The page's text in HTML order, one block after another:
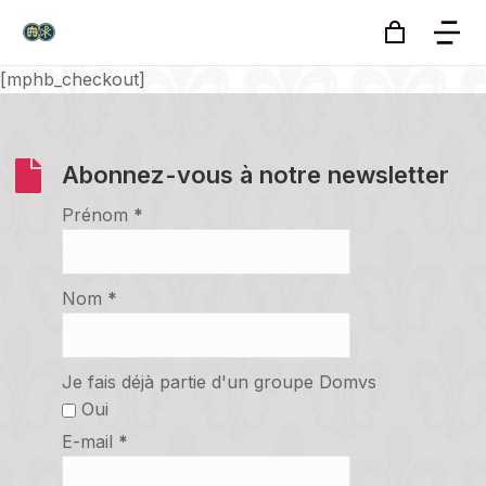
[mphb_checkout]
Abonnez-vous à notre newsletter
Prénom *
Nom *
Je fais déjà partie d'un groupe Domvs
Oui
E-mail *